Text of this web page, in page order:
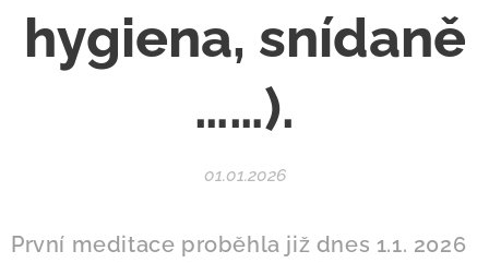
hygiena, snídaně
……).
01.01.2026
První meditace proběhla již dnes 1.1. 2026